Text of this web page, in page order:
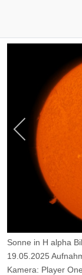
Sonne in H alpha
19.05.2025
Kamera: Player